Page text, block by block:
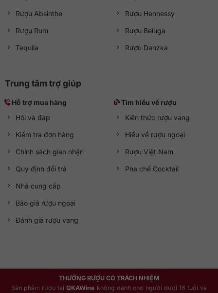
Rượu Absinthe
Rượu Rum
Tequila
Rượu Hennessy
Rượu Beluga
Rượu Danzka
Trung tâm trợ giúp
Hỗ trợ mua hàng
Hỏi và đáp
Kiểm tra đơn hàng
Chính sách giao nhận
Quy định đổi trả
Nhà cung cấp
Báo giá rượu ngoại
Đánh giá rượu vang
Tìm hiểu về rượu
Kiến thức rượu vang
Hiểu về rượu ngoại
Rượu Việt Nam
Pha chế Cocktail
THƯỞNG RƯỢU CÓ TRÁCH NHIỆM
Sản phẩm rượu tại QKAWine không dành cho người dưới 18 tuổi và